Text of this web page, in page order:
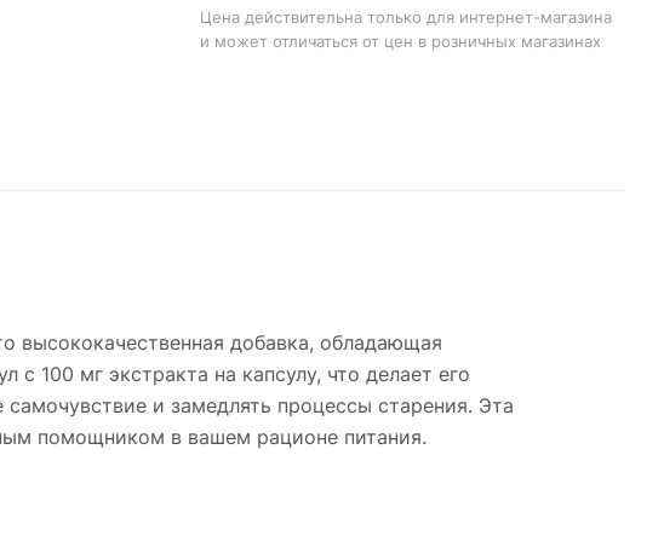
Цена действительна только для интернет-магазина
и может отличаться от цен в розничных магазинах
высококачественная добавка, обладающая
100 мг экстракта на капсулу, что делает его
и замедлять процессы старения. Эта
помощником в вашем рационе питания.